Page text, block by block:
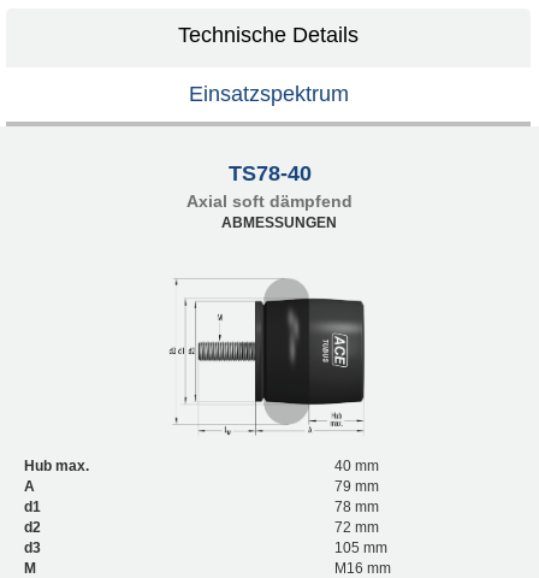
Technische Details
Einsatzspektrum
TS78-40
Axial soft dämpfend
ABMESSUNGEN
Hub max.
40 mm
A
79 mm
d1
78 mm
d2
72 mm
d3
105 mm
M
M16 mm